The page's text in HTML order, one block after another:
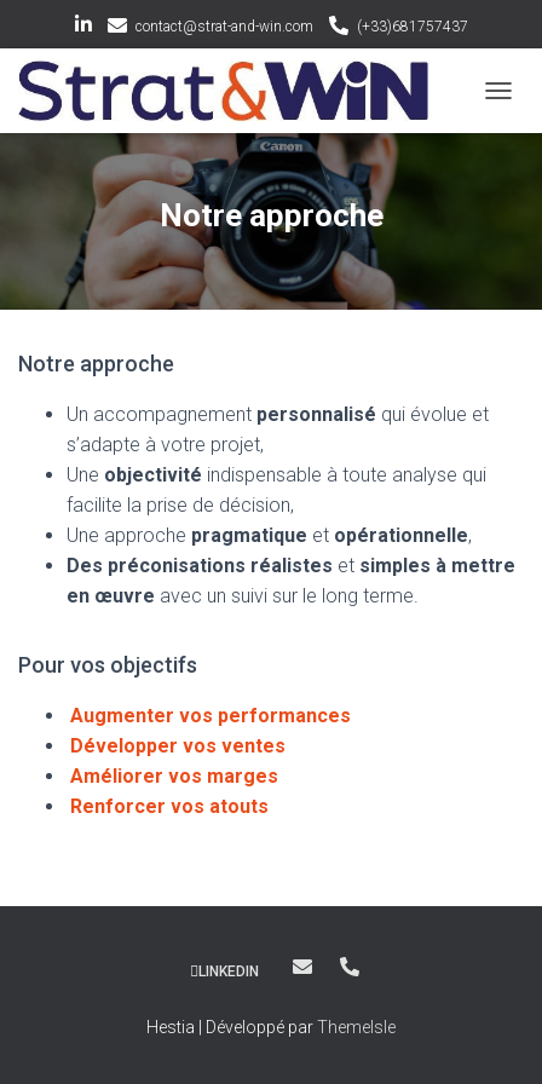
contact@strat-and-win.com (+33)681757437
Notre approche
Notre approche
Un accompagnement personnalisé qui évolue et
s’adapte à votre projet,
Une objectivité indispensable à toute analyse qui
facilite la prise de décision,
Une approche pragmatique et opérationnelle,
Des préconisations réalistes et simples à mettre
en œuvre avec un suivi sur le long terme.
Pour vos objectifs
Augmenter vos performances
Développer vos ventes
Améliorer vos marges
Renforcer vos atouts
LINKEDIN
Hestia | Développé parThemeIsle